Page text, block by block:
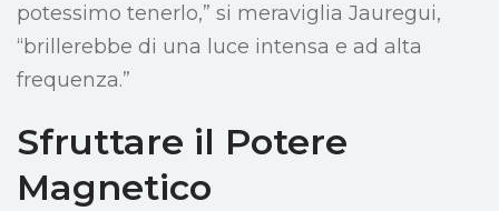
potessimo tenerlo,” si meraviglia Jauregui,
“brillerebbe di una luce intensa e ad alta
frequenza.”
Sfruttare il Potere
Magnetico